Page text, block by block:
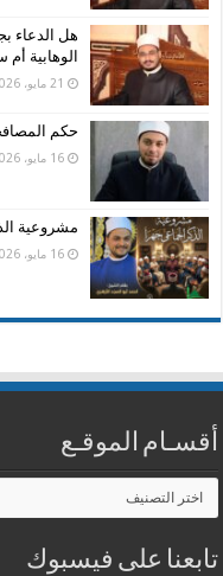
هل الدعاء
الوهابية
21 مايو، 2026
حكم
16 مايو، 2026
مشروعية
16 مايو، 2026
أقسـام الموقـع
أقسـام
الموقـع
تابعنا على فيسبوك